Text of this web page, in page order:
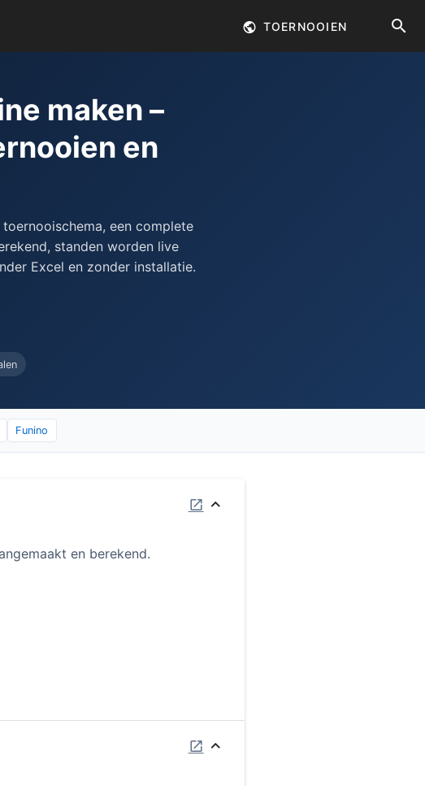
TOERNOOIEN
maken –
en
een complete
standen worden live
Excel en zonder installatie.
Funino
en berekend.